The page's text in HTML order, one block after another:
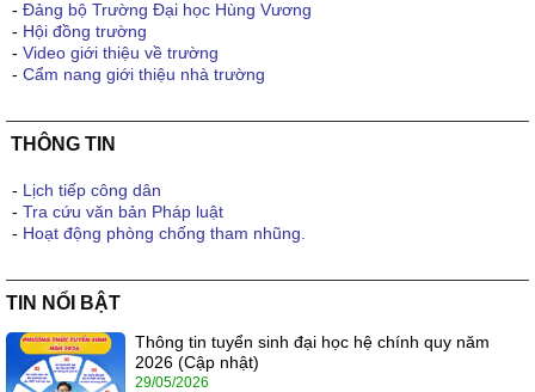
- Đảng bộ Trường Đại học Hùng Vương
- Hội đồng trường
- Video giới thiệu về trường
- Cẩm nang giới thiệu nhà trường
THÔNG TIN
- Lịch tiếp công dân
- Tra cứu văn bản Pháp luật
- Hoạt động phòng chống tham nhũng.
TIN NỔI BẬT
Thông tin tuyển sinh đại học hệ chính quy năm
2026 (Cập nhật)
29/05/2026